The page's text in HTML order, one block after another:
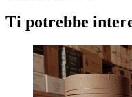
Ti potrebbe